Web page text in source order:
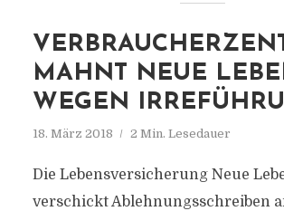
MAHNT NEUE
WEGEN
18. März 2018 2 Min. Lesedauer
Die Lebensversicherung Neue
verschickt Ablehnungsschreiben